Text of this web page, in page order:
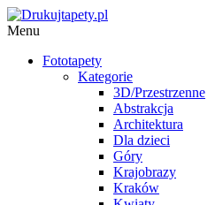
Menu
Fototapety
Kategorie
3D/Przestrzenne
Abstrakcja
Architektura
Dla dzieci
Góry
Krajobrazy
Kraków